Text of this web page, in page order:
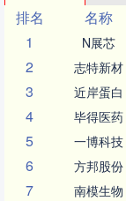
排名
名称
1
N展芯
2 志特新材
3 近岸蛋白
4 毕得医药
5 一博科技
6 方邦股份
7 南模生物